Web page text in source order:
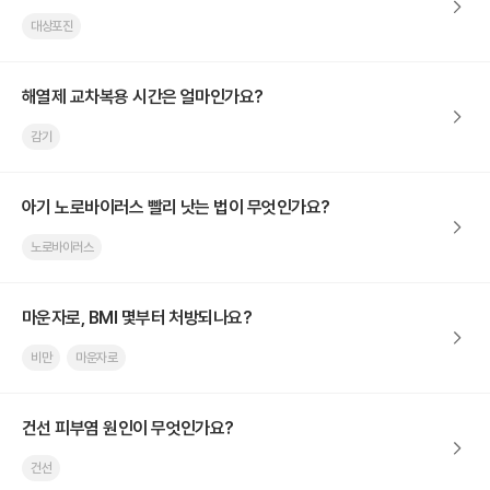
대상포진
해열제 교차복용 시간은 얼마인가요?
감기
아기 노로바이러스 빨리 낫는 법이 무엇인가요?
노로바이러스
마운자로, BMI 몇부터 처방되나요?
비만 마운자로
건선 피부염 원인이 무엇인가요?
건선